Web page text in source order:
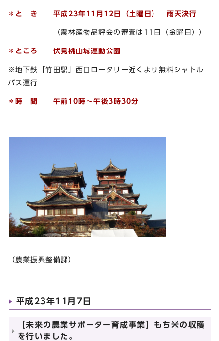
＊と き 平成23年11 月12 日（土曜日） 雨天決行
（農林産物品評会の審査は11日（金曜日））
＊ところ 伏見桃山城運動公園
※地下鉄「竹田駅」西口ロータリー近くより無料シャトル
バス運行
＊時 間 午前10時～午後3時30分
（農業振興整備課）
平成23年11月7日
【未来の農業サポーター育成事業】もち米の収穫
を行いました。